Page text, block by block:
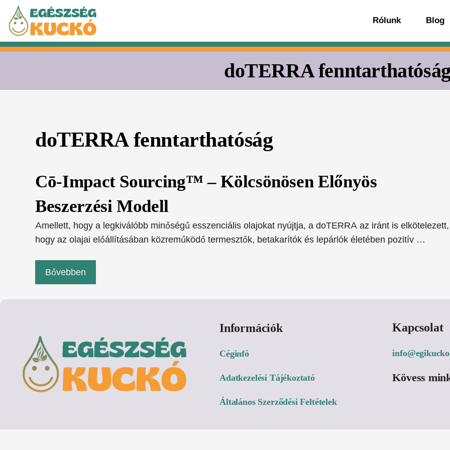
Kilépés
tartalomba
Rólunk Blog
doTERRA fenntarthatóság
doTERRA fenntarthatóság
Cō-Impact Sourcing™ – Kölcsönösen Előnyös
Beszerzési Modell
Amellett, hogy a legkiválóbb minőségű esszenciális olajokat nyújtja, a doTERRA az iránt is elkötelezett,
hogy az olajai előállításában közreműködő termesztők, betakarítók és lepárlók életében pozitív …
Bővebben
Információk
Céginfó
Adatkezelési Tájékoztató
Általános Szerződési Feltételek
Kapcsolat
Kövess